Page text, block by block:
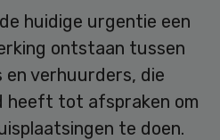
huidige urgentie een
ontstaan tussen
en verhuurders, die
heeft tot afspraken om
te doen.